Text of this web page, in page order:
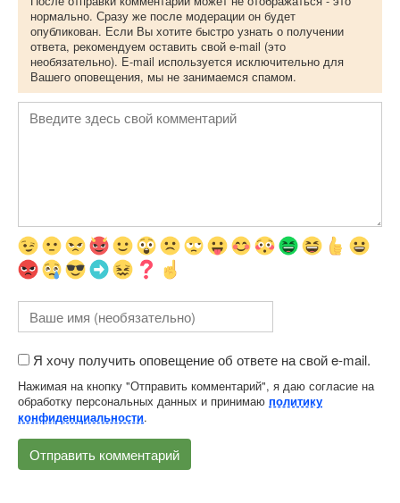
нормально. Сразу же после модерации он будет
опубликован. Если Вы хотите быстро узнать о получении
ответа, рекомендуем оставить свой e-mail (это
необязательно). E-mail используется исключительно для
Вашего оповещения, мы не занимаемся спамом.
Я хочу получить оповещение об ответе на свой e-mail.
Нажимая на кнопку "Отправить комментарий", я даю согласие на
обработку персональных данных и принимаю политику
конфиденциальности.